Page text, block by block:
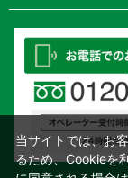
当サイトでは、お
るため、Cookieを